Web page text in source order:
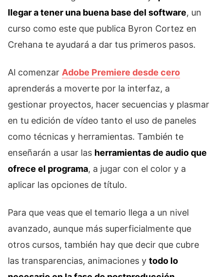
llegar a tener una buena base del software, un
curso como este que publica Byron Cortez en
Crehana te ayudará a dar tus primeros pasos.
Al comenzar Adobe Premiere desde cero
aprenderás a moverte por la interfaz, a
gestionar proyectos, hacer secuencias y plasmar
en tu edición de vídeo tanto el uso de paneles
como técnicas y herramientas. También te
enseñarán a usar las herramientas de audio que
ofrece el programa, a jugar con el color y a
aplicar las opciones de título.
Para que veas que el temario llega a un nivel
avanzado, aunque más superficialmente que
otros cursos, también hay que decir que cubre
las transparencias, animaciones y todo lo